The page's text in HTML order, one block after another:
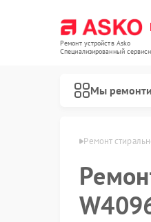
Ремонт устройств Asko
Специализированный
Мы
Asko в Курске Ремонт